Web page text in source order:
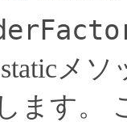
メ
ます。